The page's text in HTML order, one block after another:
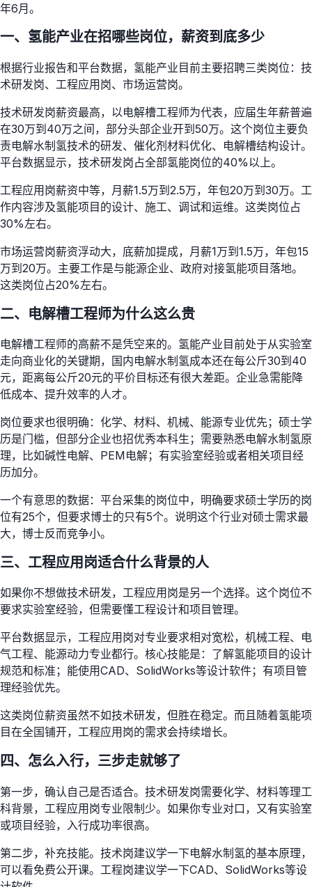
年6月。
一、氢能产业在招哪些岗位，薪资到底多少
根据行业报告和平台数据，氢能产业目前主要招聘三类岗位：技
术研发岗、工程应用岗、市场运营岗。
技术研发岗薪资最高，以电解槽工程师为代表，应届生年薪普遍
在30万到40万之间，部分头部企业开到50万。这个岗位主要负
责电解水制氢技术的研发、催化剂材料优化、电解槽结构设计。
平台数据显示，技术研发岗占全部氢能岗位的40%以上。
工程应用岗薪资中等，月薪1.5万到2.5万，年包20万到30万。工
作内容涉及氢能项目的设计、施工、调试和运维。这类岗位占
30%左右。
市场运营岗薪资浮动大，底薪加提成，月薪1万到1.5万，年包15
万到20万。主要工作是与能源企业、政府对接氢能项目落地。
这类岗位占20%左右。
二、电解槽工程师为什么这么贵
电解槽工程师的高薪不是凭空来的。氢能产业目前处于从实验室
走向商业化的关键期，国内电解水制氢成本还在每公斤30到40
元，距离每公斤20元的平价目标还有很大差距。企业急需能降
低成本、提升效率的人才。
岗位要求也很明确：化学、材料、机械、能源专业优先；硕士学
历是门槛，但部分企业也招优秀本科生；需要熟悉电解水制氢原
理，比如碱性电解、PEM电解；有实验室经验或者相关项目经
历加分。
一个有意思的数据：平台采集的岗位中，明确要求硕士学历的岗
位有25个，但要求博士的只有5个。说明这个行业对硕士需求最
大，博士反而竞争小。
三、工程应用岗适合什么背景的人
如果你不想做技术研发，工程应用岗是另一个选择。这个岗位不
要求实验室经验，但需要懂工程设计和项目管理。
平台数据显示，工程应用岗对专业要求相对宽松，机械工程、电
气工程、能源动力专业都行。核心技能是：了解氢能项目的设计
规范和标准；能使用CAD、SolidWorks等设计软件；有项目管
理经验优先。
这类岗位薪资虽然不如技术研发，但胜在稳定。而且随着氢能项
目在全国铺开，工程应用岗的需求会持续增长。
四、怎么入行，三步走就够了
第一步，确认自己是否适合。技术研发岗需要化学、材料等理工
科背景，工程应用岗专业限制少。如果你专业对口，又有实验室
或项目经验，入行成功率很高。
第二步，补充技能。技术岗建议学一下电解水制氢的基本原理，
可以看免费公开课。工程岗建议学一下CAD、SolidWorks等设